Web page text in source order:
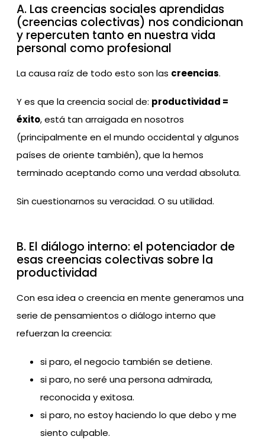
A. Las creencias sociales aprendidas
(creencias colectivas) nos condicionan
y repercuten tanto en nuestra vida
personal como profesional
La causa raíz de todo esto son las creencias.
Y es que la creencia social de: productividad =
éxito, está tan arraigada en nosotros
(principalmente en el mundo occidental y algunos
países de oriente también), que la hemos
terminado aceptando como una verdad absoluta.
Sin cuestionarnos su veracidad. O su utilidad.
B. El diálogo interno: el potenciador de
esas creencias colectivas sobre la
productividad
Con esa idea o creencia en mente generamos una
serie de pensamientos o diálogo interno que
refuerzan la creencia:
si paro, el negocio también se detiene.
si paro, no seré una persona admirada,
reconocida y exitosa.
si paro, no estoy haciendo lo que debo y me
siento culpable.